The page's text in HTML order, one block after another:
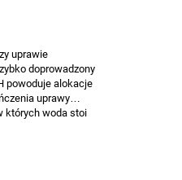
uprawie
doprowadzony
powoduje alokacje
uprawy…
których woda stoi